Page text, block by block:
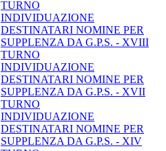
TURNO
INDIVIDUAZIONE
DESTINATARI NOMINE PER
SUPPLENZA DA G.P.S. - XVIII
TURNO
INDIVIDUAZIONE
DESTINATARI NOMINE PER
SUPPLENZA DA G.P.S. - XVII
TURNO
INDIVIDUAZIONE
DESTINATARI NOMINE PER
SUPPLENZA DA G.P.S. - XIV